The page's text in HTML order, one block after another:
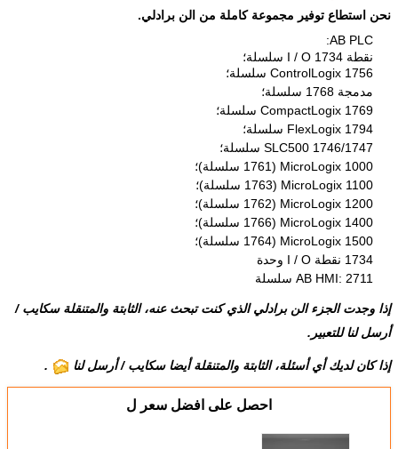
نحن استطاع توفير مجموعة كاملة من الن برادلي.
AB PLC:
نقطة I / O 1734 سلسلة؛
ControlLogix 1756 سلسلة؛
مدمجة 1768 سلسلة؛
CompactLogix 1769 سلسلة؛
FlexLogix 1794 سلسلة؛
SLC500 1746/1747 سلسلة؛
MicroLogix 1000 (1761 سلسلة)؛
MicroLogix 1100 (1763 سلسلة)؛
MicroLogix 1200 (1762 سلسلة)؛
MicroLogix 1400 (1766 سلسلة)؛
MicroLogix 1500 (1764 سلسلة)؛
1734 نقطة I / O وحدة
AB HMI: 2711 سلسلة
إذا وجدت الجزء الن برادلي الذي كنت تبحث عنه، الثابتة والمتنقلة سكايب/
أرسل لناللتعبير.
إذا كان لديك أي أسئلة، الثابتة والمتنقلة أيضا سكايب / أرسل لنا .
احصل على افضل سعر ل